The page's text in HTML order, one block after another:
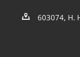
603074, Н.